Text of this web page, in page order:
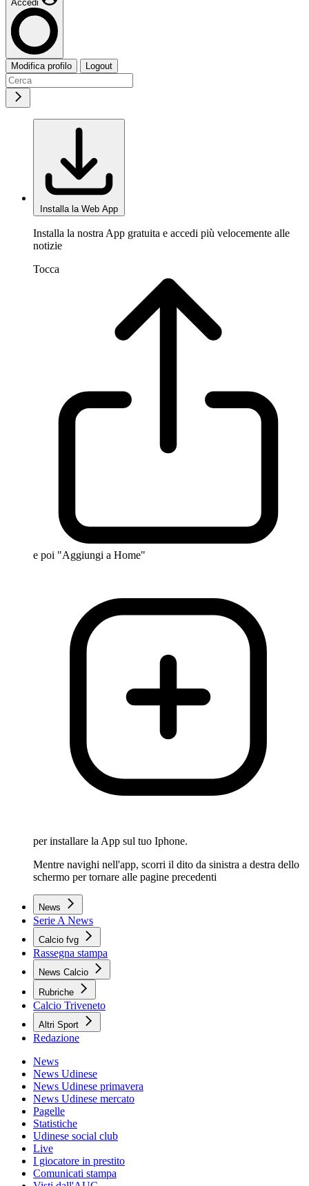
Accedi
Modifica profilo Logout
Installa la Web App
Installa la nostra App gratuita e accedi più velocemente alle
notizie
Tocca
e poi "Aggiungi a Home"
per installare la App sul tuo Iphone.
Mentre navighi nell'app, scorri il dito da sinistra a destra dello
schermo per tornare alle pagine precedenti
News
Serie A News
Calcio fvg
Rassegna stampa
News Calcio
Rubriche
Calcio Triveneto
Altri Sport
Redazione
News
News Udinese
News Udinese primavera
News Udinese mercato
Pagelle
Statistiche
Udinese social club
Live
I giocatore in prestito
Comunicati stampa